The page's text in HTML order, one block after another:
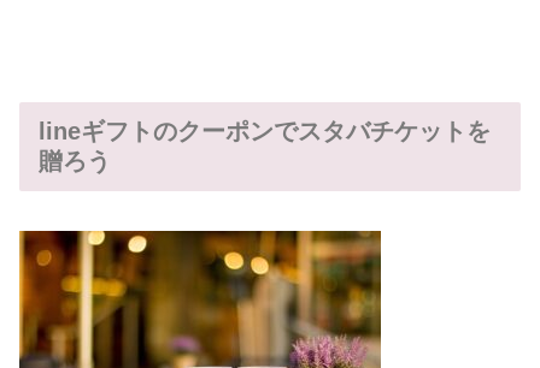
lineギフトのクーポンでスタバチケットを
贈ろう